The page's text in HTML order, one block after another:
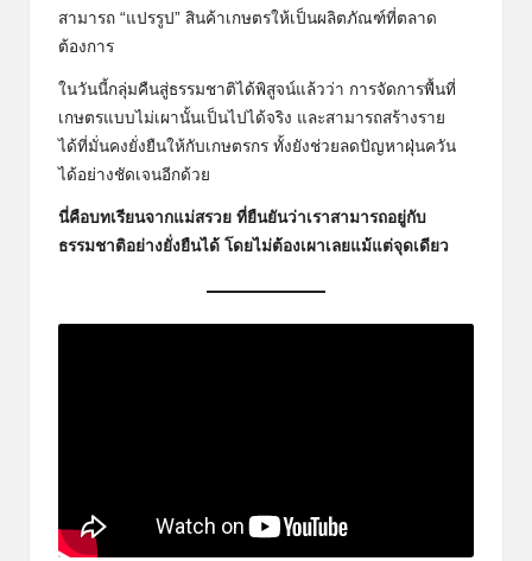
สามารถ “แปรรูป” สินค้าเกษตรให้เป็นผลิตภัณฑ์ที่ตลาด
ต้องการ
ในวันนี้กลุ่มคืนสู่ธรรมชาติได้พิสูจน์แล้วว่า การจัดการพื้นที่
เกษตรแบบไม่เผานั้นเป็นไปได้จริง และสามารถสร้างราย
ได้ที่มั่นคงยั่งยืนให้กับเกษตรกร ทั้งยังช่วยลดปัญหาฝุ่นควัน
ได้อย่างชัดเจนอีกด้วย
นี่คือบทเรียนจากแม่สรวย ที่ยืนยันว่าเราสามารถอยู่กับ
ธรรมชาติอย่างยั่งยืนได้ โดยไม่ต้องเผาเลยแม้แต่จุดเดียว